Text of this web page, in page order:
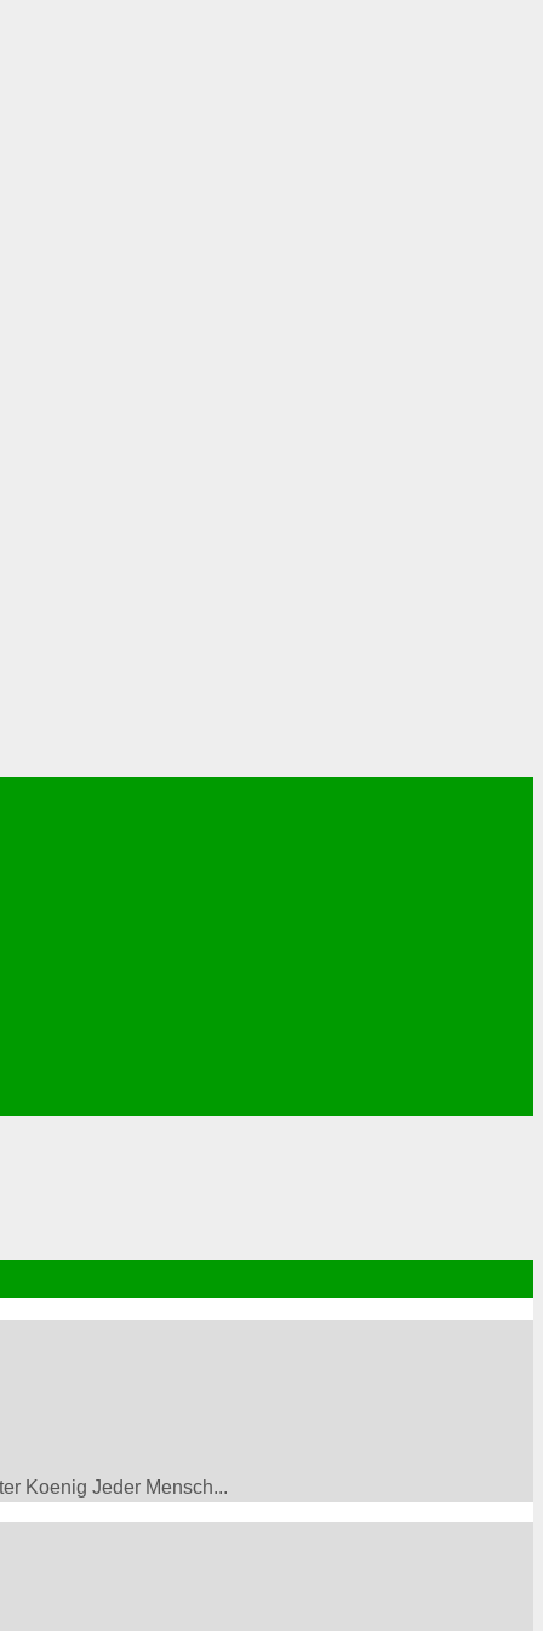
Koenig Jeder Mensch...